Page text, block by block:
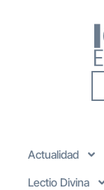
Actualidad
Lectio Divina